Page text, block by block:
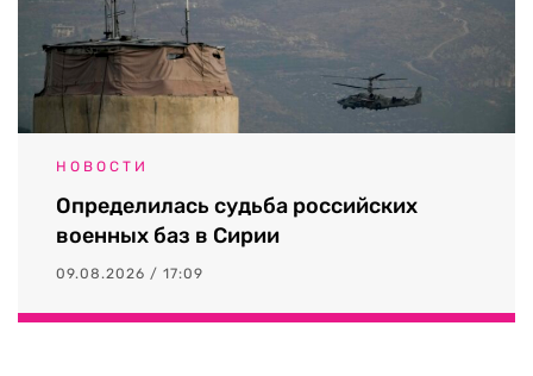
НОВОСТИ
Определилась судьба российских
военных баз в Сирии
09.08.2026 / 17:09